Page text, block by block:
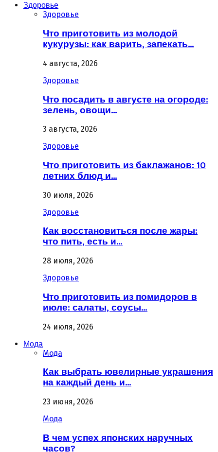
Здоровье
Здоровье
Что приготовить из молодой
кукурузы: как варить, запекать…
4 августа, 2026
Здоровье
Что посадить в августе на огороде:
зелень, овощи…
3 августа, 2026
Здоровье
Что приготовить из баклажанов: 10
летних блюд и…
30 июля, 2026
Здоровье
Как восстановиться после жары:
что пить, есть и…
28 июля, 2026
Здоровье
Что приготовить из помидоров в
июле: салаты, соусы…
24 июля, 2026
Мода
Мода
Как выбрать ювелирные украшения
на каждый день и…
23 июня, 2026
Мода
В чем успех японских наручных
часов?